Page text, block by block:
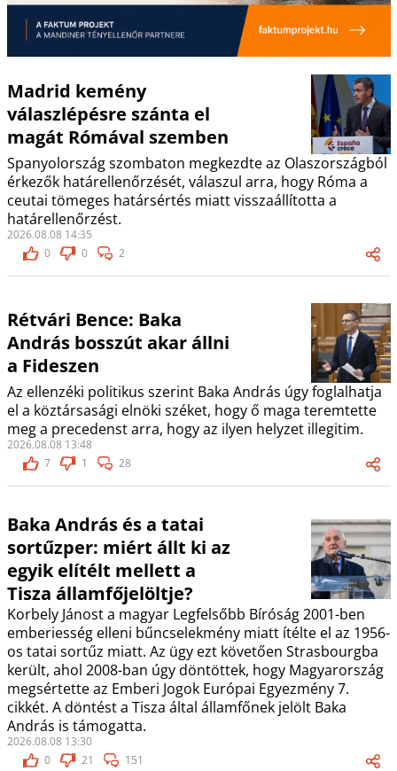
Madrid kemény
válaszlépésre szánta el
magát Rómával szemben
Spanyolország szombaton megkezdte az Olaszországból
érkezők határellenőrzését, válaszul arra, hogy Róma a
ceutai tömeges határsértés miatt visszaállította a
határellenőrzést.
2026.08.08 14:35
0
0 2
Rétvári Bence: Baka
András bosszút akar állni
a Fideszen
Az ellenzéki politikus szerint Baka András úgy foglalhatja
el a köztársasági elnöki széket, hogy ő maga teremtette
meg a precedenst arra, hogy az ilyen helyzet illegitim.
2026.08.08 13:48
7
1 28
Baka András és a tatai
sortűzper: miért állt ki az
egyik elítélt mellett a
Tisza államfőjelöltje?
Korbely Jánost a magyar Legfelsőbb Bíróság 2001-ben
emberiesség elleni bűncselekmény miatt ítélte el az 1956-
os tatai sortűz miatt. Az ügy ezt követően Strasbourgba
került, ahol 2008-ban úgy döntöttek, hogy Magyarország
megsértette az Emberi Jogok Európai Egyezmény 7.
cikkét. A döntést a Tisza által államfőnek jelölt Baka
András is támogatta.
2026.08.08 13:30
0
21 151